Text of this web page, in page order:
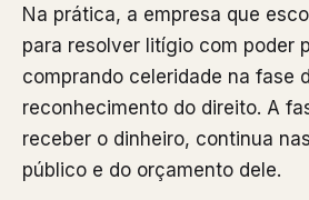
Na prática, a empresa que
para resolver litígio com poder
comprando celeridade na fase
reconhecimento do direito. A
receber o dinheiro, continua
público e do orçamento dele.